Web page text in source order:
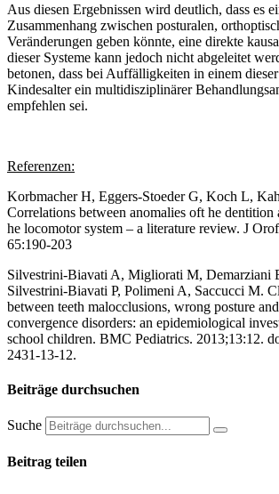
Aus diesen Ergebnissen wird deutlich, dass es
Zusammenhang zwischen posturalen,
Veränderungen geben könnte, eine direkte
dieser Systeme kann jedoch nicht abgeleitet
betonen, dass bei Auffälligkeiten in einem
Kindesalter ein multidisziplinärer
empfehlen sei.
Referenzen:
Korbmacher H, Eggers-Stoeder G, Koch L,
Correlations between anomalies oft he dentition
he locomotor system – a literature review. J
65:190-203
Silvestrini-Biavati A, Migliorati M, Demarziani
Silvestrini-Biavati P, Polimeni A, Saccucci M.
between teeth malocclusions, wrong posture
convergence disorders: an epidemiological
school children. BMC Pediatrics. 2013;13:12.
2431-13-12.
Beiträge durchsuchen
Suche
Beitrag teilen